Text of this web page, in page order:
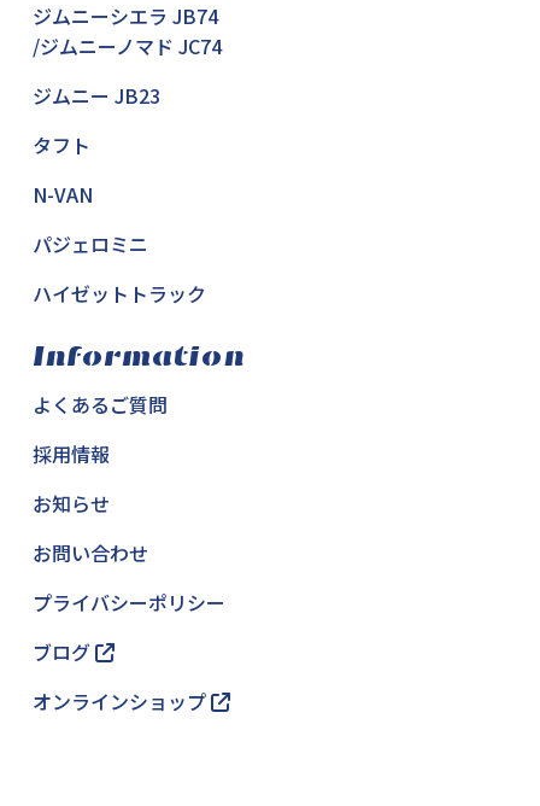
ジムニーシエラ JB74
/ジムニーノマド JC74
ジムニー JB23
タフト
N-VAN
パジェロミニ
ハイゼットトラック
Information
よくあるご質問
採用情報
お知らせ
お問い合わせ
プライバシーポリシー
ブログ
オンラインショップ